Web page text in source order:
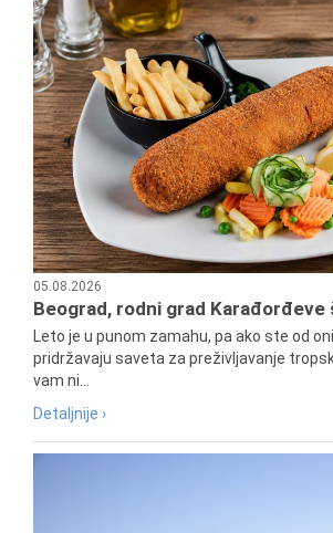
05.08.2026
Beograd, rodni grad Karađorđeve
Leto je u punom zamahu, pa ako ste od
pridržavaju saveta za preživljavanje
vam ni...
Detaljnije ›